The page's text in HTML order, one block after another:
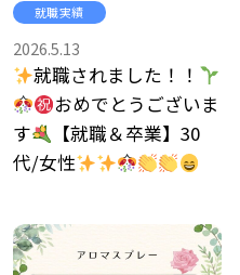
就職実績
2026.5.13
就職されました！！
おめでとうございま
す
【就職＆卒業】30
代/女性